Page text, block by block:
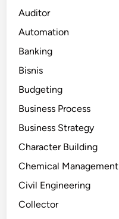
Auditor
Automation
Banking
Bisnis
Budgeting
Business Process
Business Strategy
Character Building
Chemical Management
Civil Engineering
Collector